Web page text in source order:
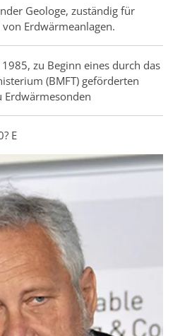
Geologe, zuständig für
Erdwärmeanlagen.
zu Beginn eines durch das
(BMFT) geförderten
Erdwärmesonden
E